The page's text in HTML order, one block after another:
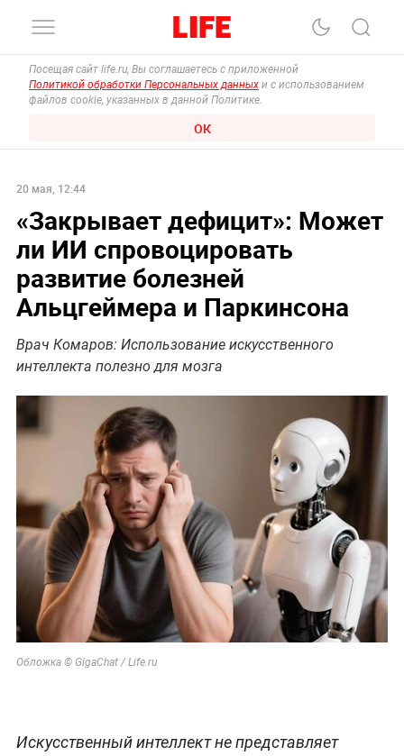
Посещая сайт life.ru, Вы соглашаетесь с приложенной
Политикой обработки Персональных данных и с использованием
файлов cookie, указанных в данной Политике.
ОК
20 мая, 12:44
«Закрывает дефицит»: Может
ли ИИ спровоцировать
развитие болезней
Альцгеймера и Паркинсона
Врач Комаров: Использование искусственного
интеллекта полезно для мозга
Обложка © GigaChat / Life.ru
Искусственный интеллект не представляет